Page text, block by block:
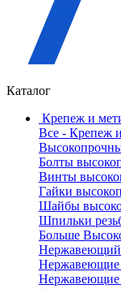
Каталог
Крепеж и
Все - Крепеж
Болты
Винты
Гайки
Шайбы
Шпильки
Больше
Нержавеющий
Нержавеющие